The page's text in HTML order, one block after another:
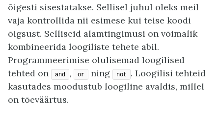
õigesti sisestatakse. Sellisel juhul oleks meil
vaja kontrollida nii esimese kui teise koodi
õigsust. Selliseid alamtingimusi on võimalik
kombineerida loogiliste tehete abil.
Programmeerimise olulisemad loogilised
tehted on
and , or ning not
. Loogilisi tehteid
kasutades moodustub loogiline avaldis, millel
on tõeväärtus.